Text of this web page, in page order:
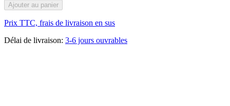
Ajouter au panier
Prix TTC, frais de livraison en sus
Délai de livraison: 3-6 jours ouvrables